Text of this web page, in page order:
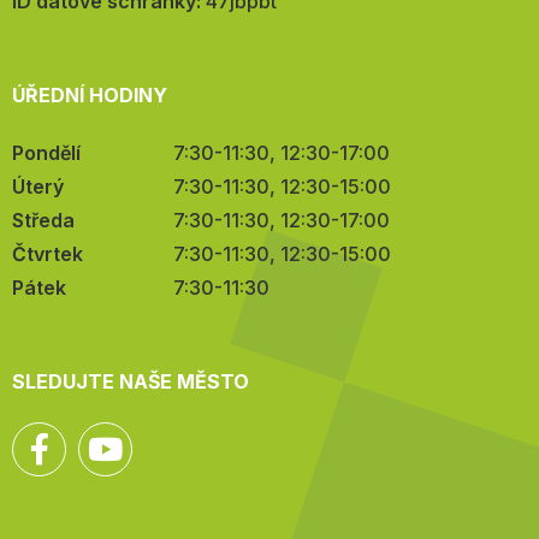
ÚŘEDNÍ HODINY
Pondělí
7:30-11:30, 12:30-17:00
Úterý
7:30-11:30, 12:30-15:00
Středa
7:30-11:30, 12:30-17:00
Čtvrtek
7:30-11:30, 12:30-15:00
Pátek
7:30-11:30
SLEDUJTE NAŠE MĚSTO
Facebook